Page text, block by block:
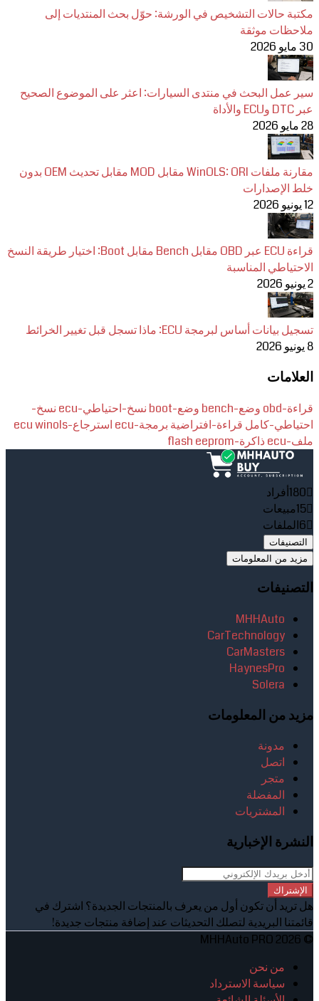
مكتبة حالات التشخيص في الورشة: حوّل بحث المنتديات إلى
ملاحظات موثقة
30 مايو 2026
سير عمل البحث في منتدى السيارات: اعثر على الموضوع الصحيح
عبر DTC وECU والأداة
28 مايو 2026
مقارنة ملفات WinOLS: ORI مقابل MOD مقابل تحديث OEM بدون
خلط الإصدارات
12 يونيو 2026
قراءة ECU عبر OBD مقابل Bench مقابل Boot: اختيار طريقة النسخ
الاحتياطي المناسبة
2 يونيو 2026
تسجيل بيانات أساس لبرمجة ECU: ماذا تسجل قبل تغيير الخرائط
8 يونيو 2026
العلامات
قراءة-obd وضع-bench وضع-boot نسخ-احتياطي-ecu
نسخ-
احتياطي-كامل قراءة-افتراضية برمجة-ecu استرجاع-ecuwinols
ملف-ecu
ذاكرة-flasheeprom
180أفراد
15مبيعات
6الملفات
التصنيفات
مزيد من المعلومات
التصنيفات
MHHAuto
CarTechnology
CarMasters
HaynesPro
Solera
مزيد من المعلومات
مدونة
اتصل
متجر
المفضلة
المشتريات
النشرة الإخبارية
الإشتراك
هل تريد أن تكون أول من يعرف بالمنتجات الجديدة؟ اشترك في
قائمتنا البريدية لتصلك التحديثات عند إضافة منتجات جديدة!
© 2026 MHHAuto PRO
من نحن
سياسة الاسترداد